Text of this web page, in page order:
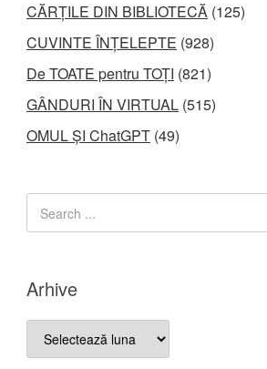
CĂRȚILE DIN BIBLIOTECĂ (125)
CUVINTE ÎNȚELEPTE (928)
De TOATE pentru TOȚI (821)
GÂNDURI ÎN VIRTUAL (515)
OMUL ȘI ChatGPT (49)
Arhive
Arhive